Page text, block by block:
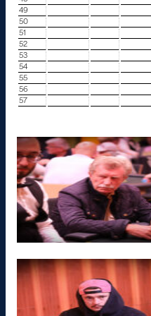
49
50
51
52
53
54
55
56
57